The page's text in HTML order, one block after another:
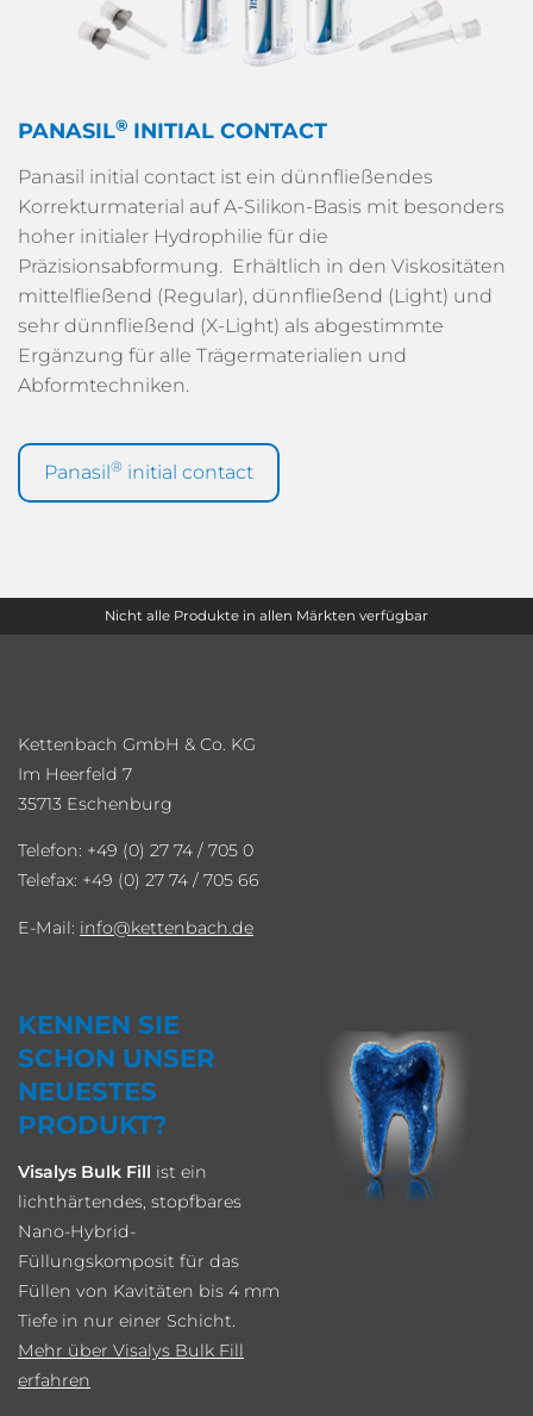
PANASIL® INITIAL CONTACT
Panasil initial contact ist ein dünnfließendes
Korrekturmaterial auf A-Silikon-Basis mit besonders
hoher initialer Hydrophilie für die
Präzisionsabformung. Erhältlich in den Viskositäten
mittelfließend (Regular), dünnfließend (Light) und
sehr dünnfließend (X-Light) als abgestimmte
Ergänzung für alle Trägermaterialien und
Abformtechniken.
Panasil ® initial contact
Nicht alle Produkte in allen Märkten verfügbar
Kettenbach GmbH & Co. KG
Im Heerfeld 7
35713 Eschenburg
Telefon: +49 (0) 27 74 / 705 0
Telefax: +49 (0) 27 74 / 705 66
E-Mail: info kettenbach.de
KENNEN SIE
SCHON UNSER
NEUESTES
PRODUKT?
Visalys Bulk Fill ist ein
lichthärtendes, stopfbares
Nano-Hybrid-
Füllungskomposit für das
Füllen von Kavitäten bis 4 mm
Tiefe in nur einer Schicht.
Mehr über Visalys Bulk Fill
erfahren